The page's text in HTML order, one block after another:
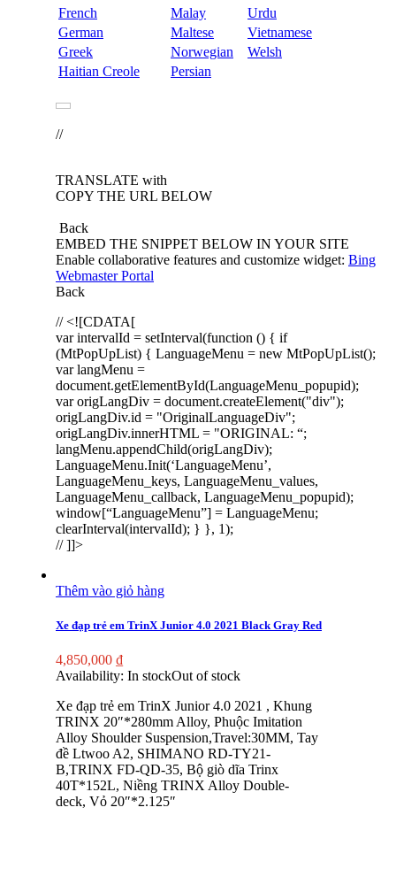
French
Malay
Urdu
German
Maltese
Vietnamese
Greek
Norwegian
Welsh
Haitian Creole
Persian
//
TRANSLATE with
COPY THE URL BELOW
Back
EMBED THE SNIPPET BELOW IN YOUR SITE
Enable collaborative features and customize widget: Bing
Webmaster Portal
Back
// <![CDATA[
var intervalId = setInterval(function () { if
(MtPopUpList) { LanguageMenu = new MtPopUpList();
var langMenu =
document.getElementById(LanguageMenu_popupid);
var origLangDiv = document.createElement("div");
origLangDiv.id = "OriginalLanguageDiv";
origLangDiv.innerHTML = "ORIGINAL: “;
langMenu.appendChild(origLangDiv);
LanguageMenu.Init(‘LanguageMenu’,
LanguageMenu_keys, LanguageMenu_values,
LanguageMenu_callback, LanguageMenu_popupid);
window[“LanguageMenu”] = LanguageMenu;
clearInterval(intervalId); } }, 1);
// ]]>
Thêm vào giỏ hàng
Xe đạp trẻ em TrinX Junior 4.0 2021 Black Gray Red
4,850,000 ₫
Availability: In stockOut of stock
Xe đạp trẻ em TrinX Junior 4.0 2021 , Khung
TRINX 20″*280mm Alloy, Phuộc Imitation
Alloy Shoulder Suspension,Travel:30MM, Tay
đề Ltwoo A2, SHIMANO RD-TY21-
B,TRINX FD-QD-35, Bộ giò dĩa Trinx
40T*152L, Niềng TRINX Alloy Double-
deck, Vỏ 20″*2.125″